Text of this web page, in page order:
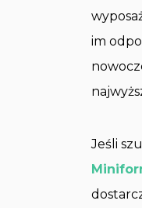
im
Jeśli